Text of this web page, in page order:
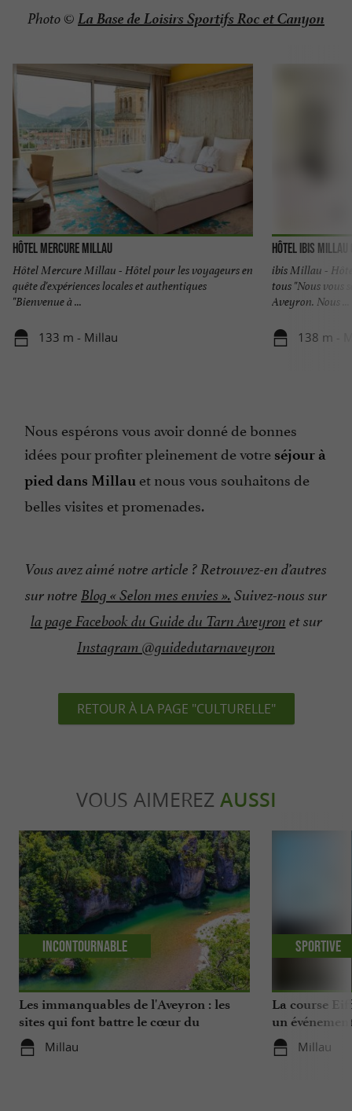
Photo © La Base de Loisirs Sportifs Roc et Canyon
Hôtel Mercure Millau
Hôtel Mercure Millau - Hôtel pour les voyageurs en
quête d'expériences locales et authentiques
"Bienvenue à ...
133 m - Millau
Hôtel Ibis Millau
ibis Millau -
tous "Nous vous
Aveyron. Nous ...
138 m -
Nous espérons vous avoir donné de bonnes
idées pour profiter pleinement de votre séjour à
pied dans Millau et nous vous souhaitons de
belles visites et promenades.
Vous avez aimé notre article ? Retrouvez-en d’autres
sur notre Blog « Selon mes envies ». Suivez-nous sur
la page Facebook du Guide du Tarn Aveyron et sur
Instagram @guidedutarnaveyron
RETOUR À LA PAGE "CULTURELLE"
VOUS AIMEREZ AUSSI
Les immanquables de l'Aveyron : les
sites qui font battre le cœur du
département
Millau
Incontournable
La course
un
Aveyron
Millau
Sportive